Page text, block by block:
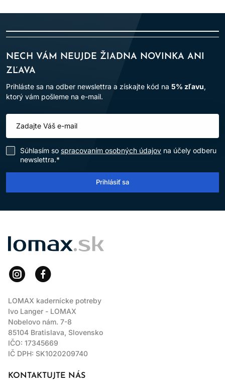
NECH VÁM NEUJDE ŽIADNA NOVINKA ANI
ZĽAVA
Prihláste sa na odber newslettra a získajte kód na 5% zľavu,
ktorý vám pošleme na e-mail.
Súhlasím so spracovaním osobných údajov na účely odberu
newslettra.*
Prihlásiť sa
LOMAX
LOMAX kadernícke potreby
Ivo Langer - LOMAX
Nobelovo nám. 7-8
85104 Bratislava, Slovensko
IČO: 17345669
IČ DPH: SK1020209740
KONTAKTUJTE NÁS